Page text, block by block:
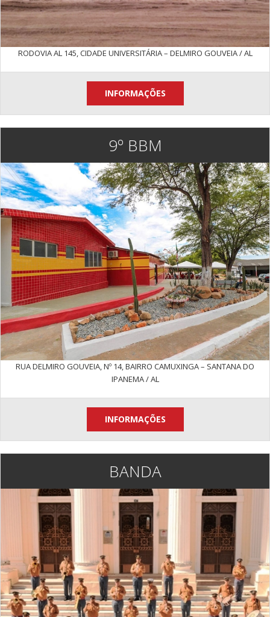
RODOVIA AL 145, CIDADE UNIVERSITÁRIA – DELMIRO GOUVEIA / AL
INFORMAÇÕES
9º BBM
RUA DELMIRO GOUVEIA, Nº 14, BAIRRO CAMUXINGA – SANTANA DO
IPANEMA / AL
INFORMAÇÕES
BANDA